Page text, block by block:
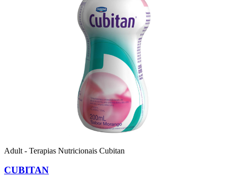
Adult - Terapias Nutricionais Cubitan
CUBITAN